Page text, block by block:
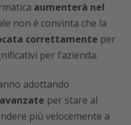
aumenterà nel
non è convinta che la
correttamente per
per l’azienda.
adottando
per stare al
più velocemente a